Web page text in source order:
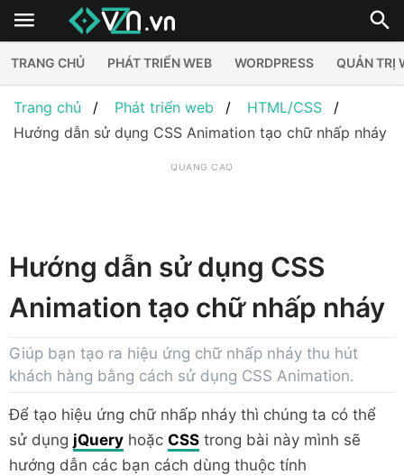
TRANG CHỦ PHÁT TRIỂN WEB WORDPRESS QUẢN TRỊ
Trang chủ Phát triển web
HTML/CSS
Hướng dẫn sử dụng CSS Animation tạo chữ nhấp nháy
QUẢNG CÁO
Hướng dẫn sử dụng CSS
Animation tạo chữ nhấp nháy
Giúp bạn tạo ra hiệu ứng chữ nhấp nháy thu hút
khách hàng bằng cách sử dụng CSS Animation.
Để tạo hiệu ứng chữ nhấp nháy thì chúng ta có thể
sử dụng jQuery hoặc CSS trong bài này mình sẽ
hướng dẫn các bạn cách dùng thuộc tính